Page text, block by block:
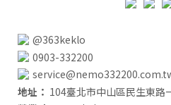
@363keklo
0903-332200
地址： 104臺北市中山區民生東路